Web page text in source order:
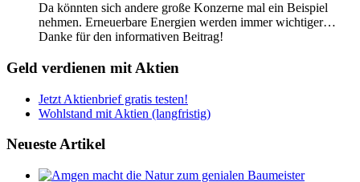
Da könnten sich andere große Konzerne mal ein Beispiel
nehmen. Erneuerbare Energien werden immer wichtiger…
Danke für den informativen Beitrag!
Geld verdienen mit Aktien
Jetzt Aktienbrief gratis testen!
Wohlstand mit Aktien (langfristig)
Neueste Artikel